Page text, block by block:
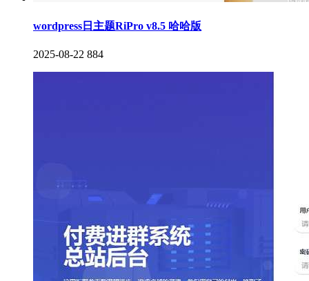
wordpress日主题RiPro v8.5 哈哈版
2025-08-22 884